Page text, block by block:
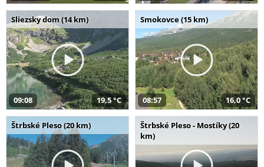
Sliezsky dom (14 km)
09:08 19,5 °C
Smokovce (15 km)
08:57 16,0 °C
Štrbské Pleso (20 km)
Štrbské Pleso - Mostíky (20
km)